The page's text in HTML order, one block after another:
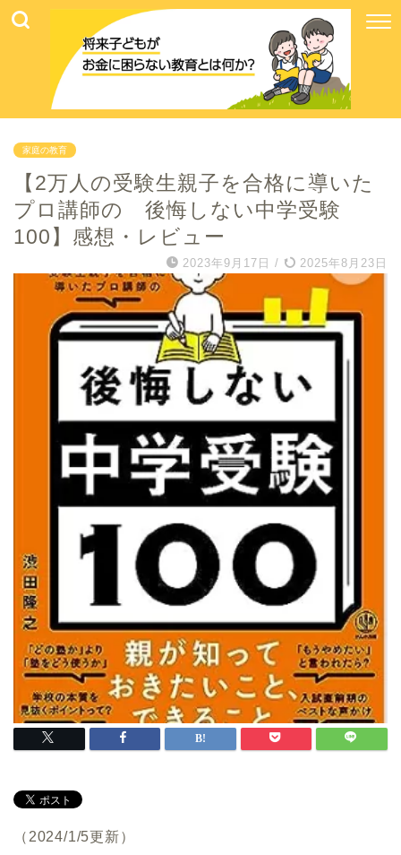
家庭の教育
【2万人の受験生親子を合格に導いた
プロ講師の 後悔しない中学受験
100】感想・レビュー
2023年9月17日 / 2025年8月23日
（2024/1/5更新）